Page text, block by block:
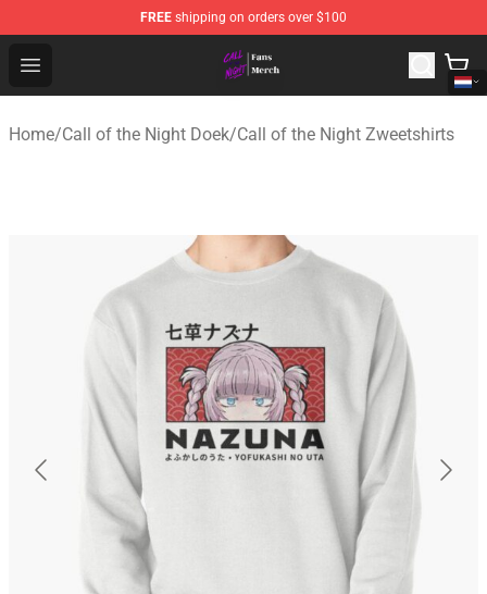
FREE shipping on orders over $100
Open menu
Call of the Night Store - Official Call of the Night
Home/Call of the Night Doek/Call of the Night Zweetshirts